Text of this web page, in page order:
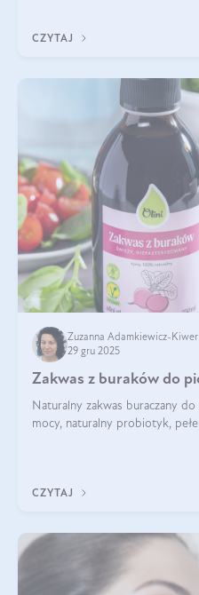
CZYTAJ
Zuzanna Adamkiewicz-Kiwer
29 gru 2025
Zakwas z buraków do
Naturalny zakwas buraczany
mocy, naturalny probiotyk,
CZYTAJ